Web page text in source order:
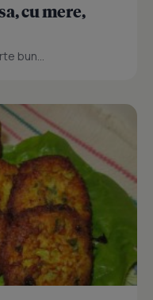
cu mere,
bun...